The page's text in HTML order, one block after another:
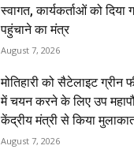
स्वागत, कार्यकर्ताओं को दिया
पहुंचाने का मंत्र
August 7, 2026
मोतिहारी को सैटेलाइट
में चयन करने के लिए उप
केंद्रीय मंत्री से किया
August 7, 2026